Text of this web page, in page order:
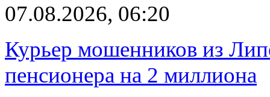
07.08.2026, 06:20
Курьер мошенников из
пенсионера на 2 миллиона